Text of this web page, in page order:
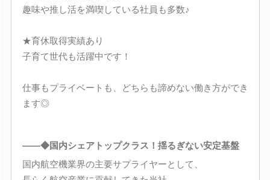
趣味や推し活を満喫している社員も多数♪
★育休取得実績あり
子育て世代も活躍中です！
仕事もプライベートも、どちらも諦めない働き方ができ
ます◎
――◆国内シェアトップクラス！揺るぎない安定基盤
国内航空機業界の主要サプライヤーとして、